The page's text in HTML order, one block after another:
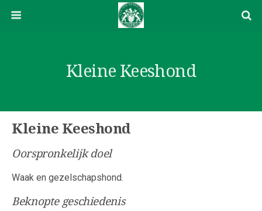
Kleine Keeshond
Kleine Keeshond
Oorspronkelijk doel
Waak en gezelschapshond.
Beknopte geschiedenis